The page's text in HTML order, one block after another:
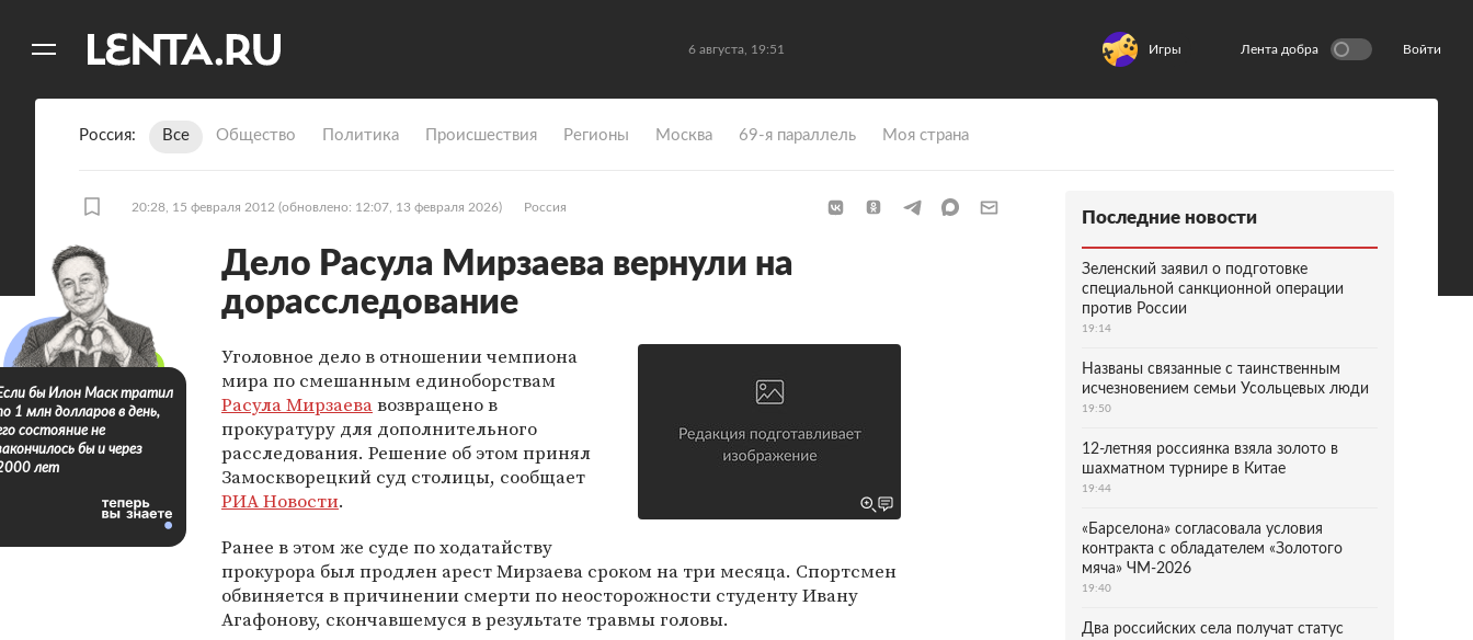
6 августа, 19:51 Игры Лента добра Войти
Россия Все Общество Политика Происшествия Регионы Москва 69-я параллель Моя страна
20:28, 15 февраля 2012 (обновлено: 12:07, 13 февраля 2026) Россия
Дело Расула Мирзаева вернули на
дорасследование
Уголовное дело в отношении чемпиона
мира по смешанным единоборствам
Расула Мирзаевавозвращено в
прокуратуру для дополнительного
расследования. Решение об этом принял
Замоскворецкий суд столицы, сообщает
РИА Новости.
Ранее в этом же суде по ходатайству
прокурора был продлен арест Мирзаева сроком на три месяца. Спортсмен
обвиняется в причинении смерти по неосторожности студенту Ивану
Агафонову, скончавшемуся в результате травмы головы.
бы Илон Маск тратил
1 млн долларов в день,
состояние не
бы и через
лет
Последние новости
Зеленский заявил о подготовке
специальной санкционной операции
против России
19:14
Названы связанные с таинственным
исчезновением семьи Усольцевых люди
19:50
12-летняя россиянка взяла золото в
шахматном турнире в Китае
19:44
«Барселона» согласовала условия
контракта с обладателем «Золотого
мяча» ЧМ-2026
19:40
Два российских села получат статус